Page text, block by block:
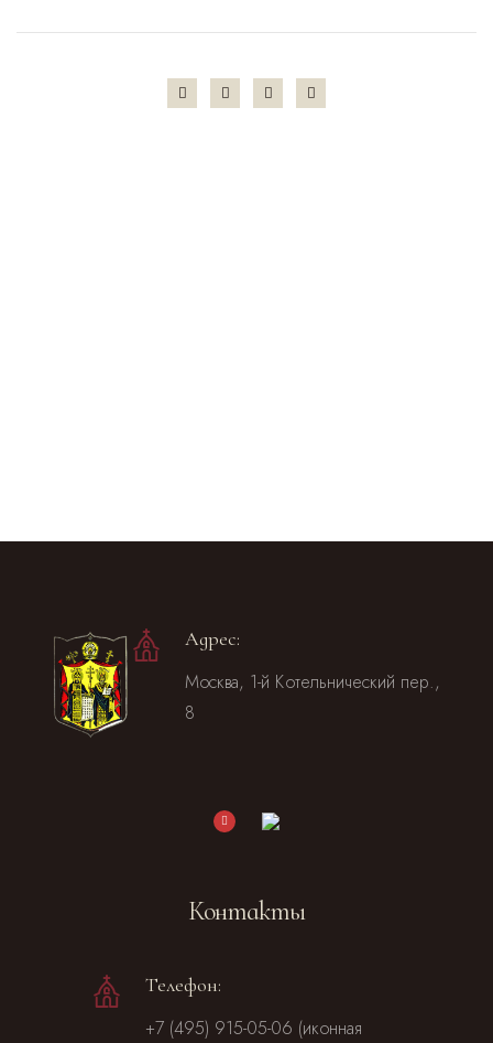
Адрес:
Москва, 1-й Котельнический пер.,
8
Контакты
Телефон:
+7 (495) 915-05-06 (иконная